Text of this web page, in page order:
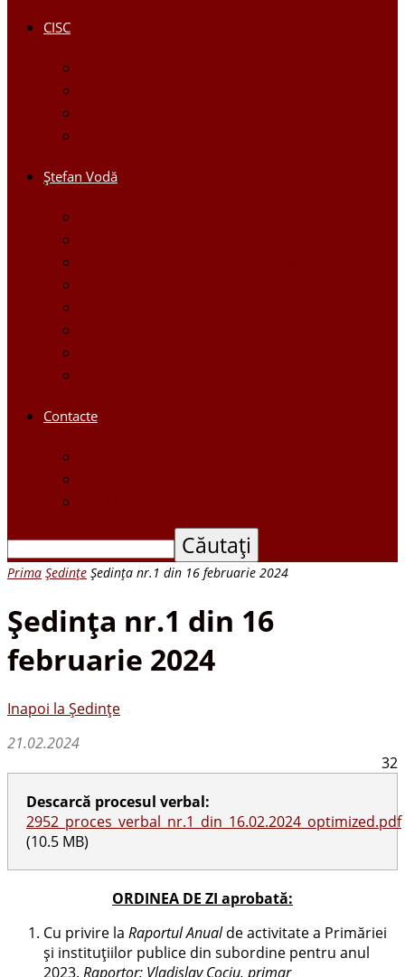
CISC
Ştefan Vodă
Contacte
Prima Ședințe Şedinţa nr.1 din 16 februarie 2024
Şedinţa nr.1 din 16
februarie 2024
Inapoi la Ședințe
21.02.2024
32
Descarcă procesul verbal:
2952_proces_verbal_nr.1_din_16.02.2024_optimized.pdf
(10.5 MB)
ORDINEA DE ZI aprobată:
Cu privire la Raportul Anualde activitate a Primăriei
și instituțiilor publice din subordine pentru anul
2023. Raportor: Vladislav Cociu, primar